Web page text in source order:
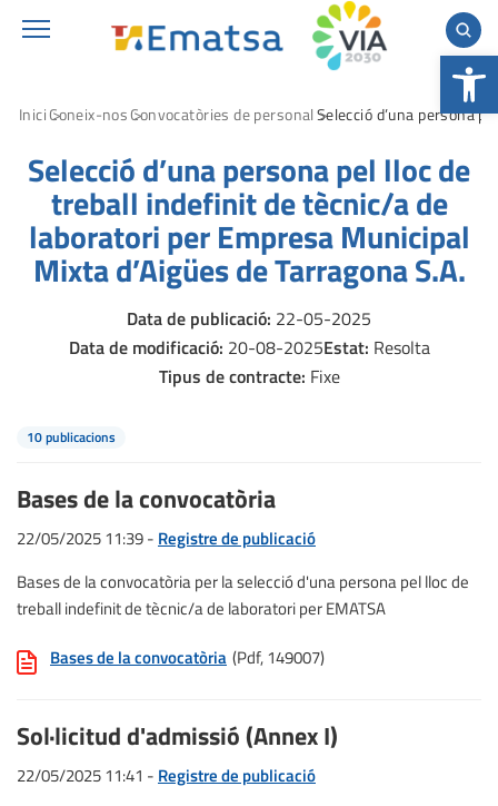
Obre la
IniciConeix-nosConvocatòries de personalSelecció d’una persona
Selecció d’una persona pel lloc de
treball indefinit de tècnic/a de
laboratori per Empresa Municipal
Mixta d’Aigües de Tarragona S.A.
Data de publicació: 22-05-2025
Data de modificació: 20-08-2025Estat: Resolta
Tipus de contracte: Fixe
10 publicacions
Bases de la convocatòria
22/05/2025 11:39 - Registre de publicació
Bases de la convocatòria per la selecció d'una persona pel lloc de
treball indefinit de tècnic/a de laboratori per EMATSA
Bases de la convocatòria (Pdf, 149007)
Sol·licitud d'admissió (Annex I)
22/05/2025 11:41 - Registre de publicació